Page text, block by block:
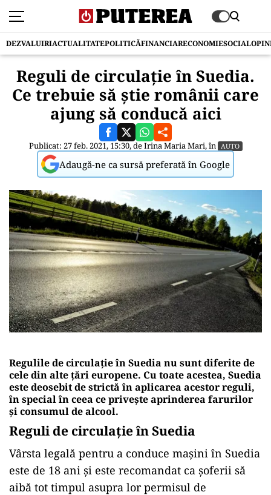
DEZVALUIRIACTUALITATEPOLITICĂFINANCIARECONOMIESOCIAL
Reguli de circulație în Suedia.
Ce trebuie să știe românii care
ajung să conducă aici
Publicat: 27 feb. 2021, 15:30, deIrina Maria Mari, în AUTO
Adaugă-ne ca sursă preferată în Google
Regulile de circulație în Suedia nu sunt diferite de
cele din alte țări europene. Cu toate acestea, Suedia
este deosebit de strictă în aplicarea acestor reguli,
în special în ceea ce privește aprinderea farurilor
și consumul de alcool.
Reguli de circulație în Suedia
Vârsta legală pentru a conduce mașini în Suedia
este de 18 ani și este recomandat ca șoferii să
aibă tot timpul asupra lor permisul de